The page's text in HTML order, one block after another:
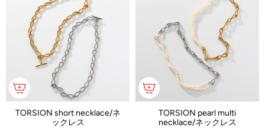
TORSION short necklace/ネ
ックレス
TORSION pearl multi
necklace/ネックレス